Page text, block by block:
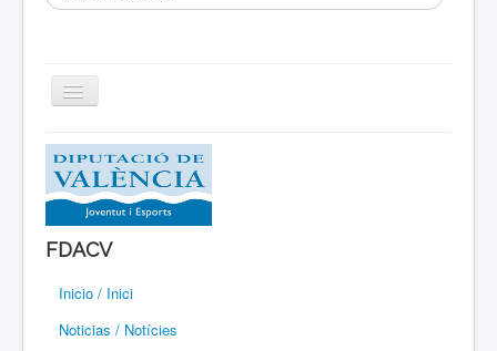
Cambiar
navegación
Aeromodelismo / Aeromodelisme
Ala Delta
Paracaidismo / Paracaigudisme
Parapente / Parapent
FDACV
Inicio / Inici
Noticias / Notícies